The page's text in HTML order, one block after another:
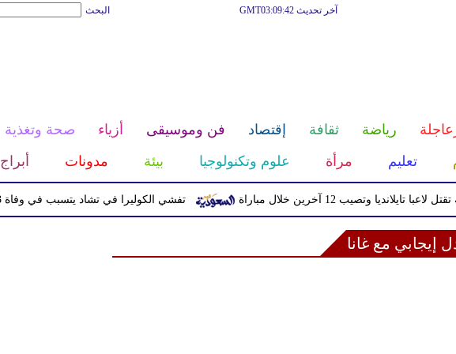
البحث آخر تحديث GMT03:09:42
رياضة ثقافة إقتصاد فن وموسيقى أزياء صحة وتغذية
تعليم مرأة علوم وتكنولوجيا بيئة مدونات أبراج
تفشي الكوليرا في تشاد يتسبب في وفاة 13 شخصا وتصيب 12 آخرين خلال مباراة
إيجابي مع غانا